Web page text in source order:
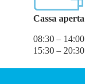
Cassa aperta
08:30 – 14:00
15:30 – 20:30